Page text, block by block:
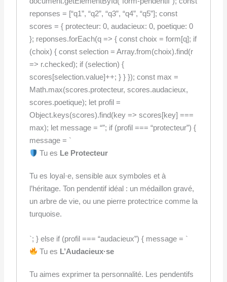
reponses = [“q1”, “q2”, “q3”, “q4”, “q5”]; const
scores = { protecteur: 0, audacieux: 0, poetique: 0
}; reponses.forEach(q => { const choix = form[q]; if
(choix) { const selection = Array.from(choix).find(r
=> r.checked); if (selection) {
scores[selection.value]++; } } }); const max =
Math.max(scores.protecteur, scores.audacieux,
scores.poetique); let profil =
Object.keys(scores).find(key => scores[key] ===
max); let message = “”; if (profil === “protecteur”) {
message = `
Tu es Le Protecteur
Tu es loyal·e, sensible aux symboles et à
l’héritage. Ton pendentif idéal : un médaillon gravé,
un arbre de vie, ou une pierre protectrice comme la
turquoise.
`; } else if (profil === “audacieux”) { message = `
Tu es L’Audacieux·se
Tu aimes exprimer ta personnalité. Les pendentifs